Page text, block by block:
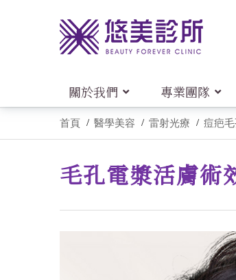
關於我們 專業團隊
首頁 醫學美容 雷射光療 痘疤
毛孔電漿活膚術